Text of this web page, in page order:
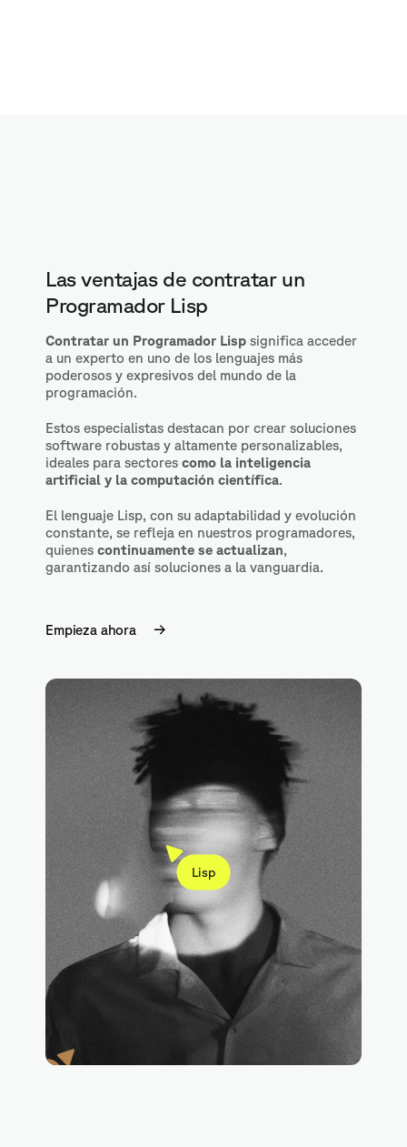
Las ventajas de contratar un
Programador Lisp
Contratar un Programador Lisp significa acceder
a un experto en uno de los lenguajes más
poderosos y expresivos del mundo de la
programación.
Estos especialistas destacan por crear soluciones
software robustas y altamente personalizables,
ideales para sectores como la inteligencia
artificial y la computación científica.
El lenguaje Lisp, con su adaptabilidad y evolución
constante, se refleja en nuestros programadores,
quienes continuamente se actualizan,
garantizando así soluciones a la vanguardia.
Empieza ahora
Lisp